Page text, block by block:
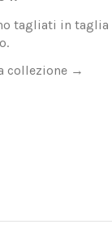
tagliati in
collezione →